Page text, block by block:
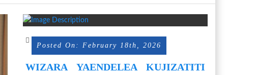
Posted On: February 18th, 2026
WIZARA YAENDELEA KUJIZATITI